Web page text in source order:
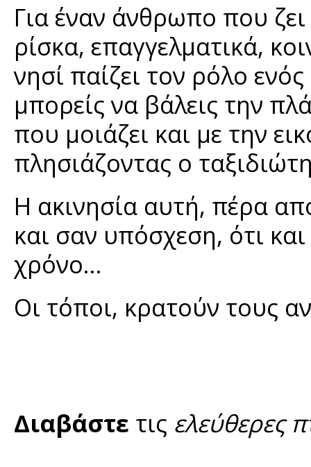
Για έναν άνθρωπο που
ρίσκα, επαγγελματικά,
νησί παίζει τον ρόλο
μπορείς να βάλεις την
που μοιάζει και με την
πλησιάζοντας ο
Η ακινησία αυτή, πέρα
και σαν υπόσχεση, ότι
χρόνο…
Οι τόποι, κρατούν τους
Διαβάστε τις ελεύθερες